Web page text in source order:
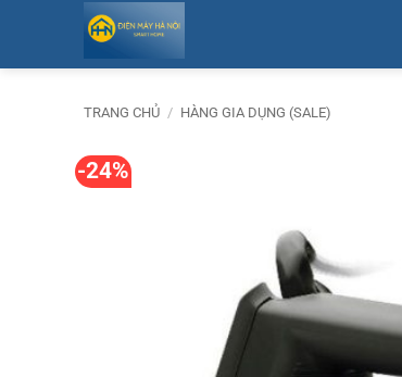
nội
TRANG CHỦ / HÀNG GIA DỤNG (SALE)
-24%